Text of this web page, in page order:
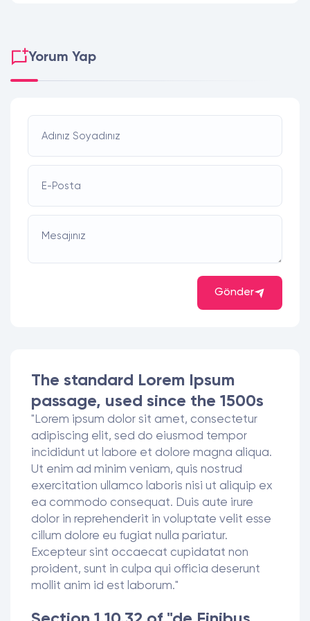
Yorum Yap
Adınız Soyadınız
E-Posta
Mesajınız
Gönder
The standard Lorem Ipsum
passage, used since the 1500s
"Lorem ipsum dolor sit amet, consectetur
adipiscing elit, sed do eiusmod tempor
incididunt ut labore et dolore magna aliqua.
Ut enim ad minim veniam, quis nostrud
exercitation ullamco laboris nisi ut aliquip ex
ea commodo consequat. Duis aute irure
dolor in reprehenderit in voluptate velit esse
cillum dolore eu fugiat nulla pariatur.
Excepteur sint occaecat cupidatat non
proident, sunt in culpa qui officia deserunt
mollit anim id est laborum."